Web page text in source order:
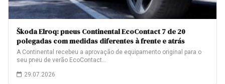
Škoda Elroq: pneus Continental EcoContact 7 de 20
polegadas com medidas diferentes à frente e atrás
A Continental recebeu a aprovação de equipamento original para o
seu pneu de verão EcoContact…
29.07.2026